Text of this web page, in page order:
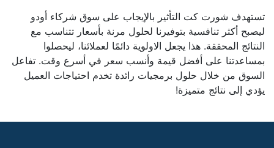
تستهدف شورت كت التأثير بالإيجاب على سوق شركاء أودو
ليصبح أكثر تنافسية بتوفيرنا لحلول مرنة بأسعار تتناسب مع
النتائج المحققة. هذا يجعل الاولوية دائمًا لعملائنا، ليحصلوا
بمساعدتنا على أفضل قيمة وأنسب سعر في أسرع وقت. تفاعل
السوق من خلال حلول برمجيات رائدة تخدم احتياجات العميل
يؤدي إلى نتائج متميزة!